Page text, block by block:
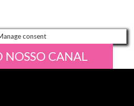
consent
NOSSO CANAL